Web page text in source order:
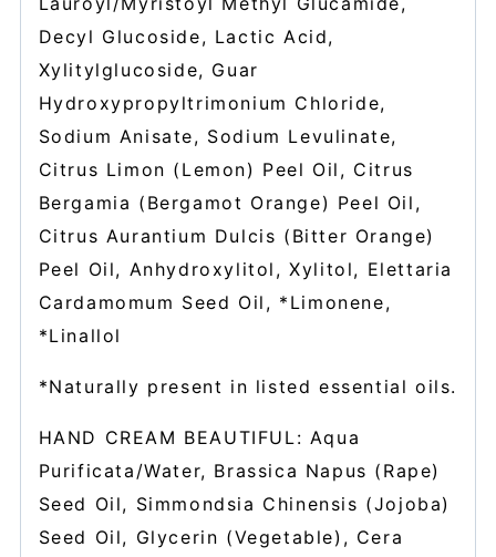
Decyl Glucoside, Lactic Acid,
Xylitylglucoside, Guar
Hydroxypropyltrimonium Chloride,
Sodium Anisate, Sodium Levulinate,
Citrus Limon (Lemon) Peel Oil, Citrus
Bergamia (Bergamot Orange) Peel Oil,
Citrus Aurantium Dulcis (Bitter Orange)
Peel Oil, Anhydroxylitol, Xylitol, Elettaria
Cardamomum Seed Oil, *Limonene,
*Linallol
*Naturally present in listed essential oils.
HAND CREAM BEAUTIFUL: Aqua
Purificata/Water, Brassica Napus (Rape)
Seed Oil, Simmondsia Chinensis (Jojoba)
Seed Oil, Glycerin (Vegetable), Cera